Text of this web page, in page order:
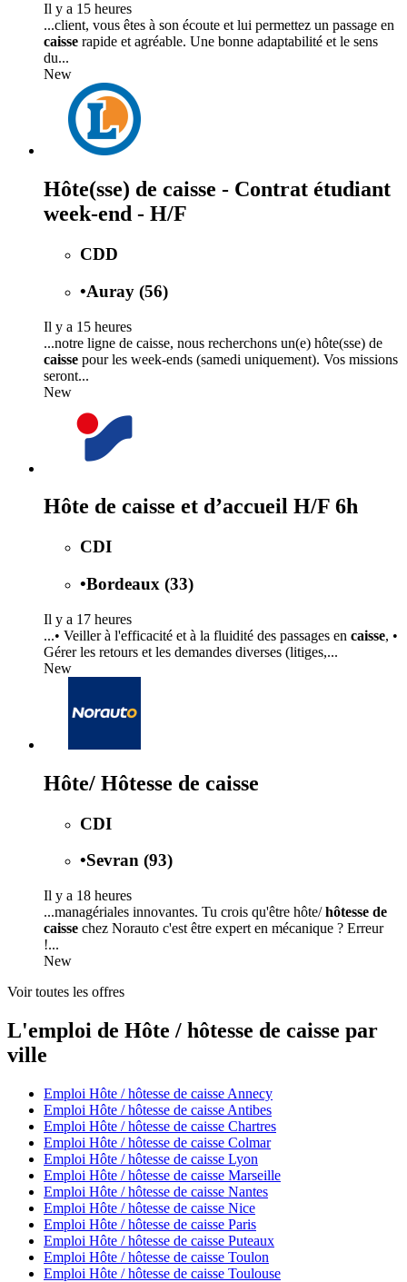
Il y a 15 heures
...client, vous êtes à son écoute et lui permettez un passage en
caisse rapide et agréable. Une bonne adaptabilité et le sens
du...
New
Hôte(sse) de caisse - Contrat étudiant
week-end - H/F
CDD
•Auray (56)
Il y a 15 heures
...notre ligne de caisse, nous recherchons un(e) hôte(sse) de
caisse pour les week-ends (samedi uniquement). Vos missions
seront...
New
Hôte de caisse et d’accueil H/F 6h
CDI
•Bordeaux (33)
Il y a 17 heures
...• Veiller à l'efficacité et à la fluidité des passages en caisse, •
Gérer les retours et les demandes diverses (litiges,...
New
Hôte/ Hôtesse de caisse
CDI
•Sevran (93)
Il y a 18 heures
...managériales innovantes. Tu crois qu'être hôte/hôtesse de
caisse chez Norauto c'est être expert en mécanique ? Erreur
!...
New
Voir toutes les offres
L'emploi de Hôte / hôtesse de caisse par
ville
Emploi Hôte / hôtesse de caisse Annecy
Emploi Hôte / hôtesse de caisse Antibes
Emploi Hôte / hôtesse de caisse Chartres
Emploi Hôte / hôtesse de caisse Colmar
Emploi Hôte / hôtesse de caisse Lyon
Emploi Hôte / hôtesse de caisse Marseille
Emploi Hôte / hôtesse de caisse Nantes
Emploi Hôte / hôtesse de caisse Nice
Emploi Hôte / hôtesse de caisse Paris
Emploi Hôte / hôtesse de caisse Puteaux
Emploi Hôte / hôtesse de caisse Toulon
Emploi Hôte / hôtesse de caisse Toulouse